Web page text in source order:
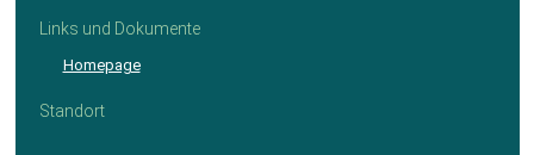
Links und Dokumente
Homepage
Standort